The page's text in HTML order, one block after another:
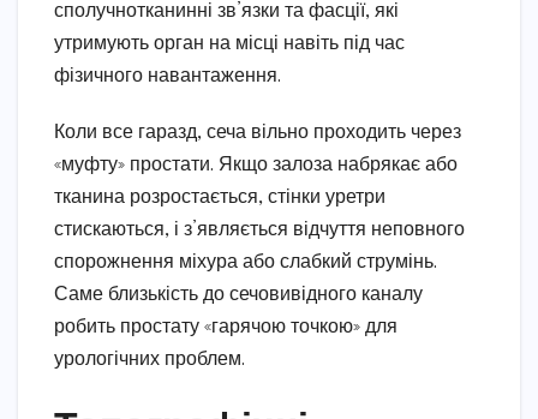
сполучнотканинні зв’язки та фасції, які
утримують орган на місці навіть під час
фізичного навантаження.
Коли все гаразд, сеча вільно проходить через
«муфту» простати. Якщо залоза набрякає або
тканина розростається, стінки уретри
стискаються, і з’являється відчуття неповного
спорожнення міхура або слабкий струмінь.
Саме близькість до сечовивідного каналу
робить простату «гарячою точкою» для
урологічних проблем.